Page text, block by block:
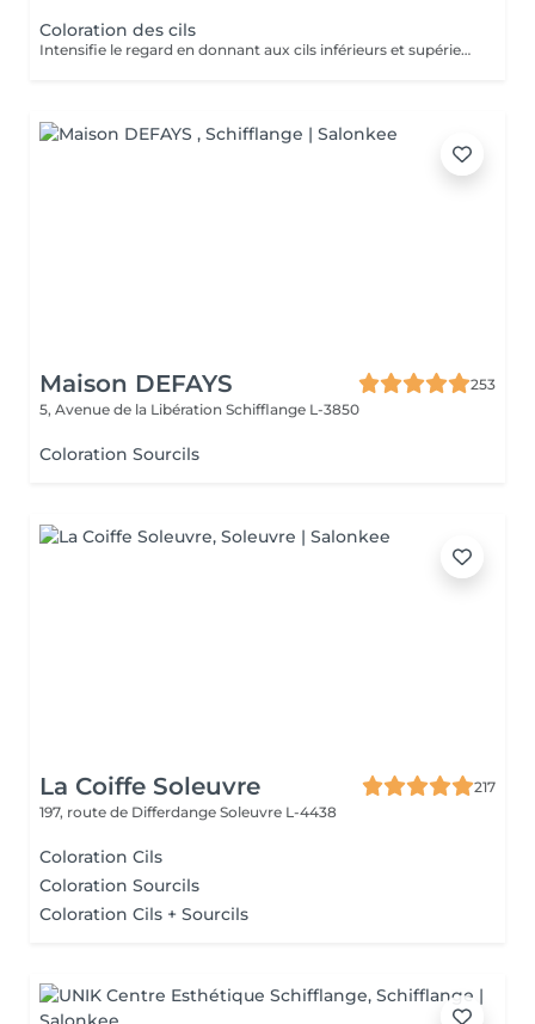
Coloration des cils
Intensifie le regard en donnant aux cils inférieurs et supérieurs une couleur plus profonde de la racine à la pointe du cil.
Maison DEFAYS
253
5, Avenue de la Libération Schifflange L-3850
Coloration Sourcils
La Coiffe Soleuvre
217
197, route de Differdange Soleuvre L-4438
Coloration Cils
Coloration Sourcils
Coloration Cils + Sourcils